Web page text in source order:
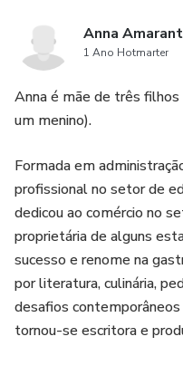
Anna
1 Ano Hotmarter
Anna é mãe de três
um menino).
Formada em
profissional no setor de
dedicou ao comércio no
proprietária de alguns
sucesso e renome na
por literatura, culinária,
desafios
tornou-se escritora e